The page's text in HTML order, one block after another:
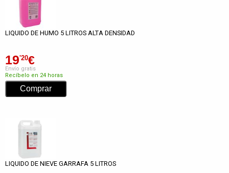
LIQUIDO DE HUMO 5 LITROS ALTA DENSIDAD
19'20€
Envío gratis
Recíbelo en 24 horas
LIQUIDO DE NIEVE GARRAFA 5 LITROS